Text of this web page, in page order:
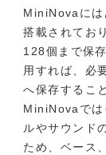
MiniNovaには
搭載されてお
128個まで保
用すれば、必
へ保存するこ
MiniNovaでは
ルやサウンド
ため、ベース